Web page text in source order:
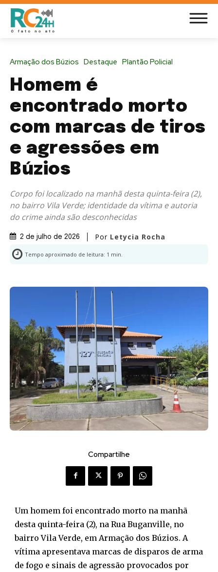
Armação dos Búzios Destaque Plantão Policial
Homem é
encontrado morto
com marcas de tiros
e agressões em
Búzios
Corpo foi localizado na manhã desta quinta-feira (2),
no bairro Vila Verde; identidade da vítima e autoria
do crime ainda são desconhecidas
2 de julho de 2026 Por Letycia Rocha
Tempo aproximado de leitura: 1 min.
Compartilhe
Um homem foi encontrado morto na manhã
desta quinta-feira (2), na Rua Buganville, no
bairro Vila Verde, em Armação dos Búzios. A
vítima apresentava marcas de disparos de arma
de fogo e sinais de agressão provocados por